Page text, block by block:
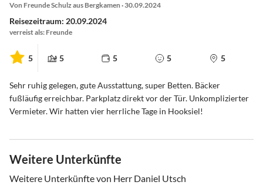
Von Freunde Schulz aus Bergkamen · 30.09.2024
Reisezeitraum: 20.09.2024
verreist als: Freunde
5 5 5 5 5
Sehr ruhig gelegen, gute Ausstattung, super Betten. Bäcker
fußläufig erreichbar. Parkplatz direkt vor der Tür. Unkomplizierter
Vermieter. Wir hatten vier herrliche Tage in Hooksiel!
Weitere Unterkünfte
Weitere Unterkünfte von Herr Daniel Utsch